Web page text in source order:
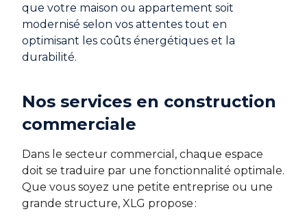
que votre maison ou appartement soit
modernisé selon vos attentes tout en
optimisant les coûts énergétiques et la
durabilité.
Nos services en construction
commerciale
Dans le secteur commercial, chaque espace
doit se traduire par une fonctionnalité optimale.
Que vous soyez une petite entreprise ou une
grande structure, XLG propose :